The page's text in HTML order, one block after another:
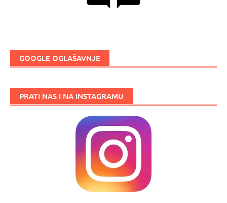
GOOGLE OGLAŠAVNJE
PRATI NAS I NA INSTAGRAMU